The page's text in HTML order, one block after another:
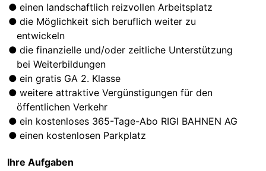
einen landschaftlich reizvollen Arbeitsplatz
die Möglichkeit sich beruflich weiter zu
entwickeln
die finanzielle und/oder zeitliche Unterstützung
bei Weiterbildungen
ein gratis GA 2. Klasse
weitere attraktive Vergünstigungen für den
öffentlichen Verkehr
ein kostenloses 365-Tage-Abo RIGI BAHNEN AG
einen kostenlosen Parkplatz
Ihre Aufgaben